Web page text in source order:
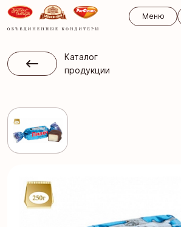
Меню
Каталог
продукции